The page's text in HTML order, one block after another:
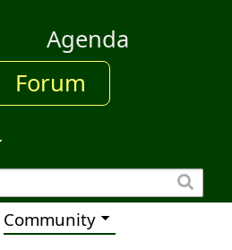
Agenda
Forum
Community